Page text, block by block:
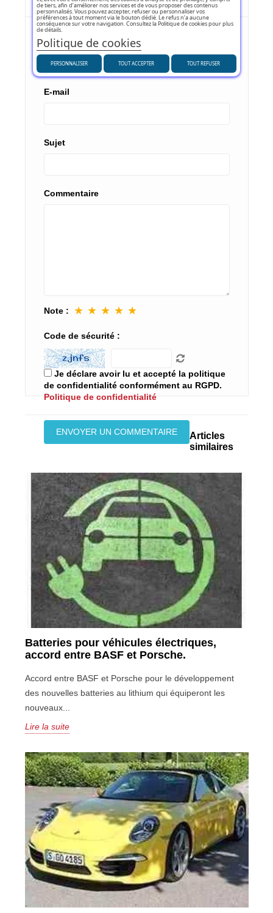
Nom
E-mail
Sujet
Commentaire
Note : ★ ★ ★ ★ ★
Code de sécurité :
Je déclare avoir lu et accepté la politique
de confidentialité conformément au RGPD.
Politique de confidentialité
Articles
similaires
Batteries pour véhicules électriques,
accord entre BASF et Porsche.
Accord entre BASF et Porsche pour le développement
des nouvelles batteries au lithium qui équiperont les
nouveaux...
Lire la suite
de tiers, afin d’améliorer nos services et de vous proposer des contenus
personnalisés. Vous pouvez accepter, refuser ou personnaliser vos
préférences à tout moment via le bouton dédié. Le refus n’a aucune
conséquence sur votre navigation. Consultez la Politique de cookies pour plus
de détails.
Politique de cookies
PERSONNALISER TOUT REFUSER
TOUT ACCEPTER